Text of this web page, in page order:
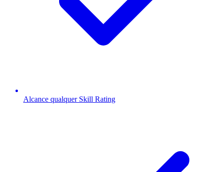
Alcance qualquer Skill Rating